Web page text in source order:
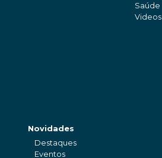
Saúde
Videos
Novidades
Destaques
Eventos